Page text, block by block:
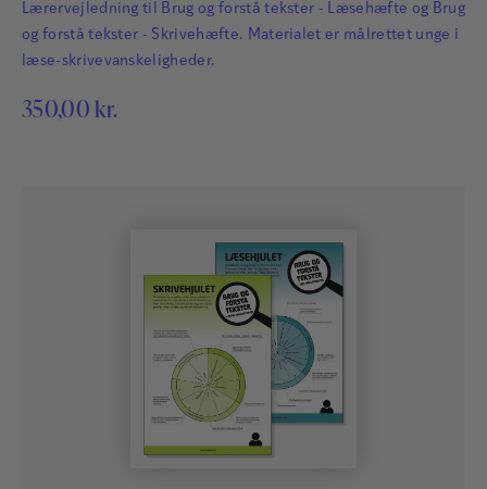
Lærervejledning til Brug og forstå tekster - Læsehæfte og Brug
og forstå tekster - Skrivehæfte. Materialet er målrettet unge i
læse-skrivevanskeligheder.
350,00 kr.